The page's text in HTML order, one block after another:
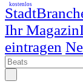
Ihr Magazin
kostenlos
eintragen